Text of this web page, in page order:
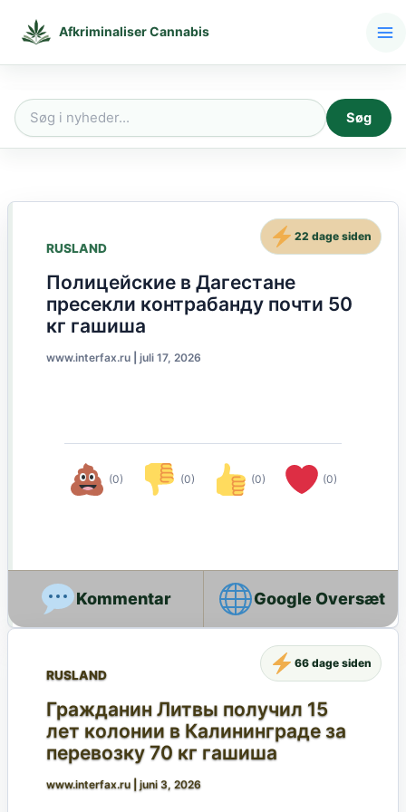
Afkriminaliser Cannabis
Søg
Søg
RUSLAND
Полицейские в Дагестане
пресекли контрабанду почти 50
кг гашиша
www.interfax.ru juli 17, 2026
(0) (0) (0) (0)
22 dage siden
Google Oversæt
RUSLAND
Гражданин Литвы получил 15
лет колонии в Калининграде за
перевозку 70 кг гашиша
www.interfax.ru juni 3, 2026
66 dage siden